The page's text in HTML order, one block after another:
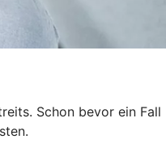
Schon bevor ein Fall